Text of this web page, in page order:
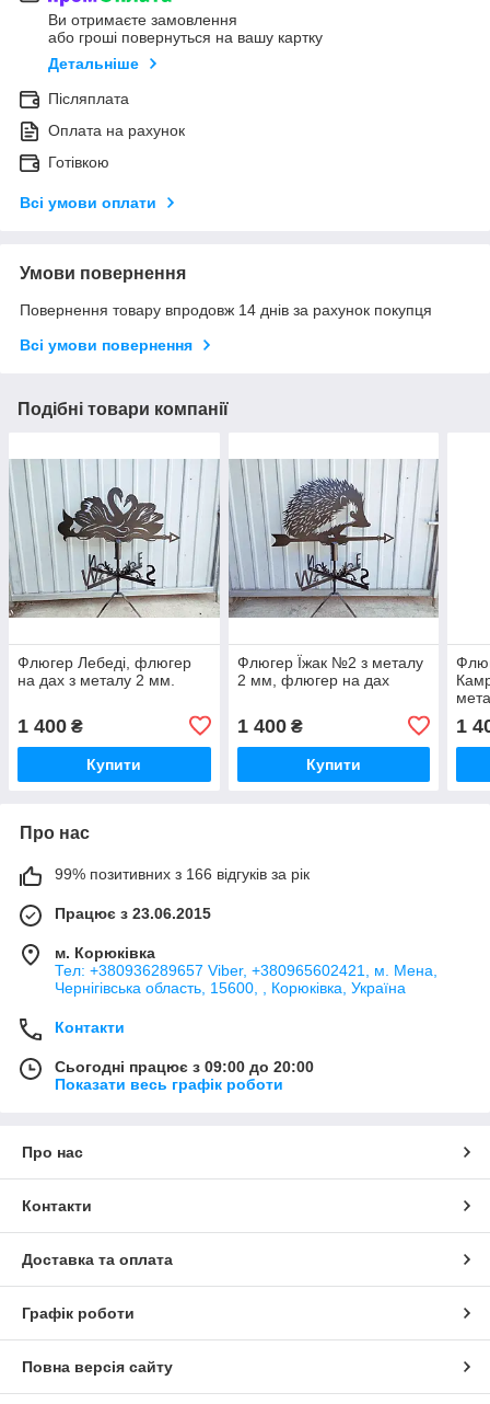
Ви отримаєте замовлення
або гроші повернуться на вашу картку
Детальніше
Післяплата
Оплата на рахунок
Готівкою
Всі умови оплати
Умови повернення
Повернення товару впродовж 14 днів за рахунок покупця
Всі умови повернення
Подібні товари компанії
Флюгер Лебеді, флюгер
на дах з металу 2 мм.
1 400 ₴
Купити
Флюгер Їжак №2 з металу
2 мм, флюгер на дах
1 400₴
Купити
1
Про нас
99% позитивних з 166 відгуків за рік
Працює з 23.06.2015
м. Корюківка
Тел: +380936289657 Viber, +380965602421, м. Мена,
Чернігівська область, 15600, , Корюківка, Україна
Контакти
Сьогодні працює з 09:00 до 20:00
Показати весь графік роботи
Про нас
Контакти
Доставка та оплата
Графік роботи
Повна версія сайту